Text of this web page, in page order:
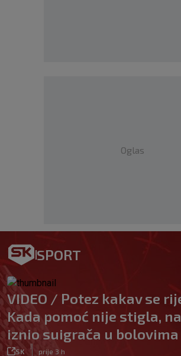
Oglas
SPORT
VIDEO / Potez kakav se
Kada pomoć nije stigla,
iznio suigrača u bolovima
SK prije 3 h